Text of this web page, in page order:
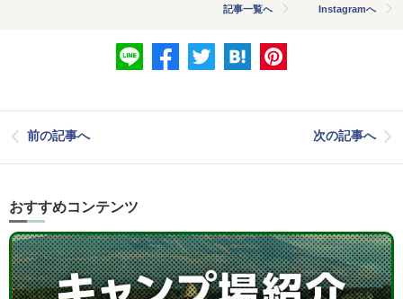
記事一覧へ Instagramへ
前の記事へ 次の記事へ
おすすめコンテンツ